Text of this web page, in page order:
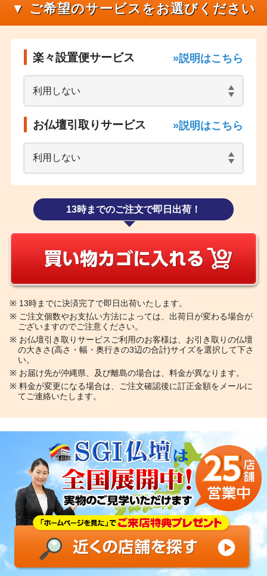
▼ ご希望のサービスをお選びください
楽々設置便サービス »説明はこちら
お仏壇引取りサービス »説明はこちら
13時までのご注文で即日出荷！
※13時までに決済完了で即日出荷いたします。
※ご注文個数やお支払い方法によっては、出荷日が変わる場合が
ございますのでご注意ください。
※お仏壇引き取りサービスご利用のお客様は、お引き取りの仏壇
の大きさ(高さ・幅・奥行きの3辺の合計)サイズを選択して下さ
い。
※お届け先が沖縄県、及び離島の場合は、料金が異なります。
※料金が変更になる場合は、ご注文確認後に訂正金額をメールに
てご連絡いたします。